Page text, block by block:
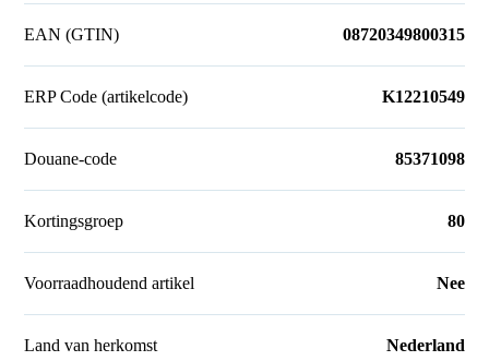
EAN (GTIN) 08720349800315
ERP Code (artikelcode) K12210549
Douane-code 85371098
Kortingsgroep 80
Voorraadhoudend artikel Nee
Land van herkomst Nederland